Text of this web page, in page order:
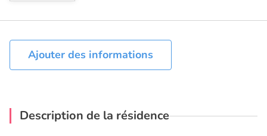
Ajouter des informations
Description de la résidence